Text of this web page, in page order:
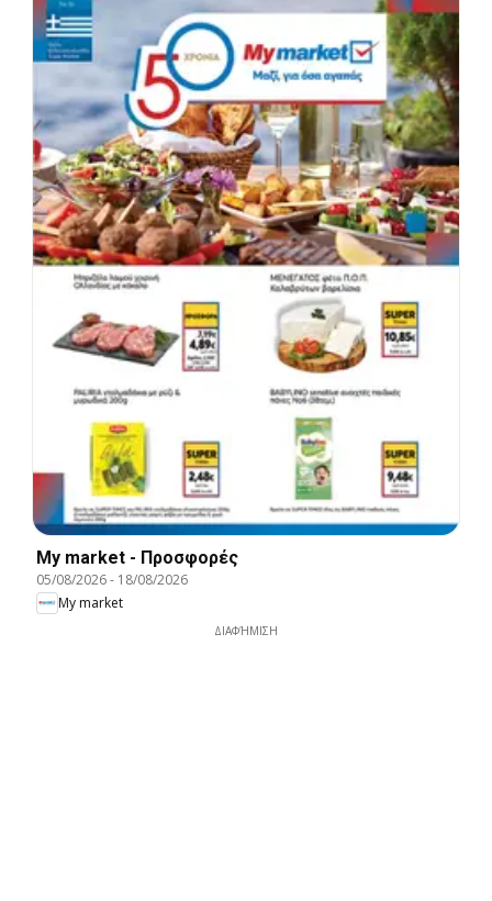
My market - Προσφορές
05/08/2026- 18/08/2026
My market
ΔΙΑΦΉΜΙΣΗ